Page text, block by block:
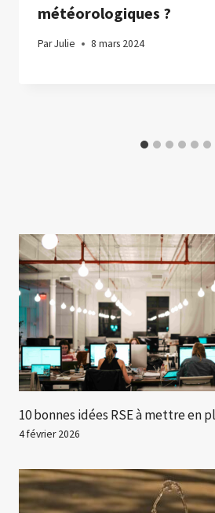
météorologiques ?
ParJulie 8 mars 2024
10 bonnes idées RSE à mettre en
4 février 2026